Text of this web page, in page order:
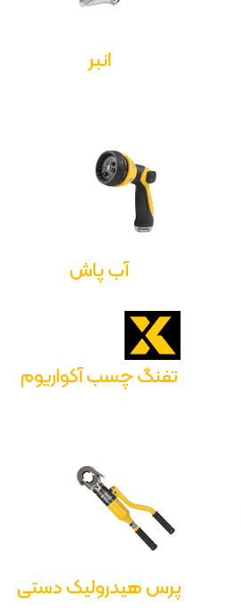
انبر
آب پاش
تفنگ چسب آکواریوم
پرس هیدرولیک دستی